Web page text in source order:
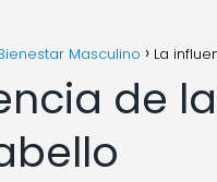
Masculino La
de